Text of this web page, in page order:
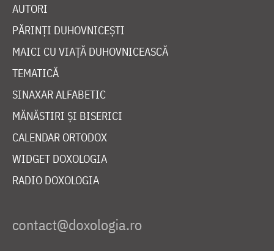
AUTORI
PĂRINȚI DUHOVNICEȘTI
MAICI CU VIAȚĂ DUHOVNICEASCĂ
TEMATICĂ
SINAXAR ALFABETIC
MĂNĂSTIRI ȘI BISERICI
CALENDAR ORTODOX
WIDGET DOXOLOGIA
RADIO DOXOLOGIA